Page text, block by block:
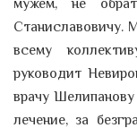
мужем, не
Станиславовичу.
всему
руководит
врачу
лечение, за